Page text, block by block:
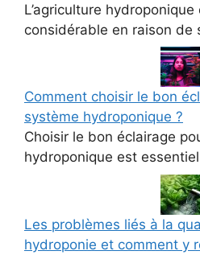
L’agriculture
considérable en raison de
Comment choisir le bon
système hydroponique ?
Choisir le bon éclairage
hydroponique est
Les problèmes liés à la
hydroponie et comment y